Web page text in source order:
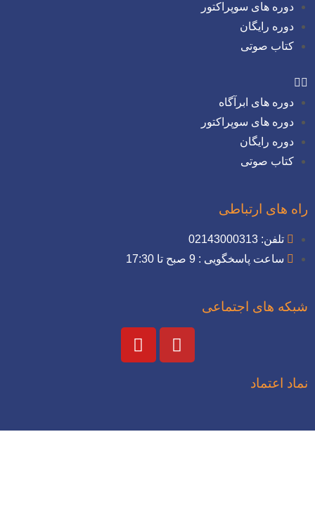
دوره های سوپراکتور
دوره رایگان
کتاب صوتی
دوره های ابرآگاه
دوره های سوپراکتور
دوره رایگان
کتاب صوتی
های ارتباطی
تلفن: 02143000313
ساعت پاسخگویی : 9 صبح تا 17:30
های اجتماعی
اعتماد